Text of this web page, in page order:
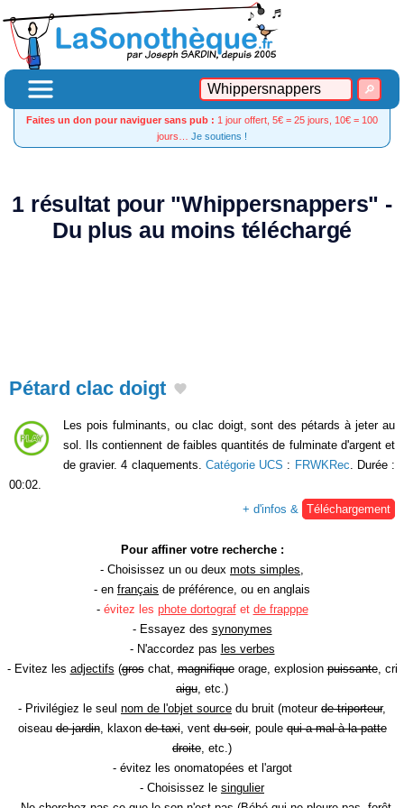
Faites un don pour naviguer sans pub : 1 jour offert, 5€ = 25 jours, 10€ = 100
jours… Je soutiens !
1 résultat pour "Whippersnappers" -
Du plus au moins téléchargé
Pétard clac doigt
Les pois fulminants, ou clac doigt, sont des pétards à jeter au
sol. Ils contiennent de faibles quantités de fulminate d'argent et
de gravier. 4 claquements. Catégorie UCS : FRWKRec . Durée :
00:02.
+ d'infos &
Téléchargement
Pour affiner votre recherche :
- Choisissez un ou deux mots simples
- en français de préférence, ou en anglais
- évitez les phote dortografet de frapppe
- Essayez des synonymes
- N'accordez pas les verbes
- Evitez les adjectifs (groschat,magnifiqueorage, explosionpuissante, cri
aigu , etc.)
- Privilégiez le seul nom de l'objet source du bruit (moteur de triporteur,
oiseaude jardin, klaxonde taxi, ventdu soir, poulequi a mal à la patte
droite , etc.)
- évitez les onomatopées et l'argot
- Choisissez le singulier